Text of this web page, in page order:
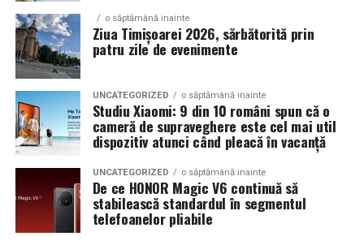
indiferent de vreme sau sezon.
De ce conteaza tipul de anvelopa la evenimentele din
Cluj
Clujul este un oras in care vremea poate fi imprevizibila,
iar drumurile din imprejurimi includ atat zone urbane,
cat si trasee montane sau colinare. O masina pregatita
de show trebuie sa ajunga la eveniment in siguranta si
fara probleme, indiferent de conditiile de drum.
Din acest motiv, tipul de anvelopa ales devine extrem de
o săptămână inainte
Ziua Timișoarei 2026, sărbătorită prin
patru zile de evenimente
UNCATEGORIZED o săptămână inainte
Studiu Xiaomi: 9 din 10 români spun că o
cameră de supraveghere este cel mai util
dispozitiv atunci când pleacă în vacanță
UNCATEGORIZED o săptămână inainte
De ce HONOR Magic V6 continuă să
stabilească standardul în segmentul
telefoanelor pliabile